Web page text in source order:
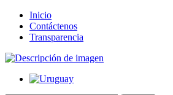
Inicio
Contáctenos
Transparencia